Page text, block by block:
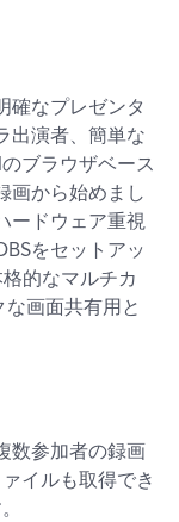
確なプレゼンタ
出演者、簡単な
ブラウザベース
画から始めまし
ードウェア重視
をセットアッ
的なマルチカ
な画面共有用と
数参加者の録画
イルも取得でき